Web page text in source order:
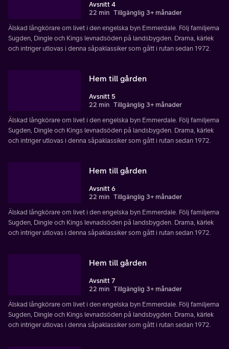
Avsnitt 4
22 min Tillgänglig 3+ månader
Älskad långkörare om livet i den engelska byn Emmerdale. Följ familjerna
Sugden, Dingle och Kings levnadsöden på landsbygden. Drama, kärlek
och intriger utlovas i denna såpaklassiker som gått i rutan sedan 1972.
Hem till gården
Avsnitt 5
22 min Tillgänglig 3+ månader
Älskad långkörare om livet i den engelska byn Emmerdale. Följ familjerna
Sugden, Dingle och Kings levnadsöden på landsbygden. Drama, kärlek
och intriger utlovas i denna såpaklassiker som gått i rutan sedan 1972.
Hem till gården
Avsnitt 6
22 min Tillgänglig 3+ månader
Älskad långkörare om livet i den engelska byn Emmerdale. Följ familjerna
Sugden, Dingle och Kings levnadsöden på landsbygden. Drama, kärlek
och intriger utlovas i denna såpaklassiker som gått i rutan sedan 1972.
Hem till gården
Avsnitt 7
22 min Tillgänglig 3+ månader
Älskad långkörare om livet i den engelska byn Emmerdale. Följ familjerna
Sugden, Dingle och Kings levnadsöden på landsbygden. Drama, kärlek
och intriger utlovas i denna såpaklassiker som gått i rutan sedan 1972.